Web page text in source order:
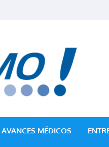
AVANCES MÉDICOS